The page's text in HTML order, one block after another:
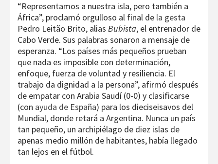
“Representamos a nuestra isla, pero también a
África”, proclamó orgulloso al final de la gesta
Pedro Leitão Brito, alias Bubista, el entrenador de
Cabo Verde. Sus palabras sonaron a mensaje de
esperanza. “Los países más pequeños prueban
que nada es imposible con determinación,
enfoque, fuerza de voluntad y resiliencia. El
trabajo da dignidad a la persona”, afirmó después
de empatar con Arabia Saudí (0-0) y clasificarse
(con ayuda de España) para los dieciseisavos del
Mundial, donde retará a Argentina. Nunca un país
tan pequeño, un archipiélago de diez islas de
apenas medio millón de habitantes, había llegado
tan lejos en el fútbol.